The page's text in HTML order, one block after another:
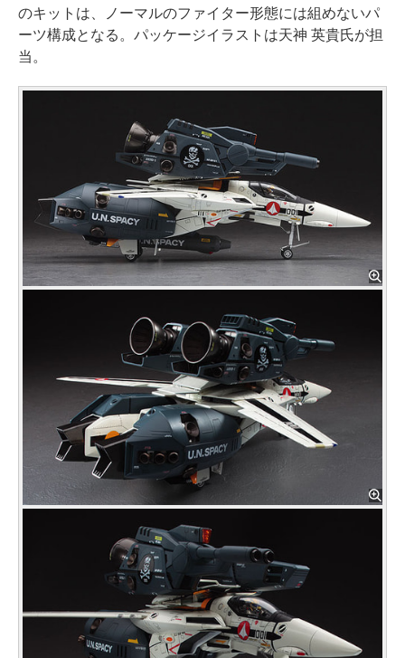
のキットは、ノーマルのファイター形態には組めないパ
ーツ構成となる。パッケージイラストは天神 英貴氏が担
当。